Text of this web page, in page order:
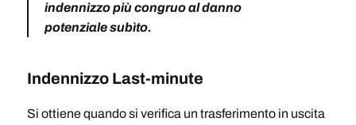
indennizzo più congruo al danno
potenziale subìto.
Indennizzo Last-minute
Si ottiene quando si verifica un trasferimento in uscita